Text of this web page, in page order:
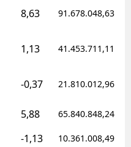
8,63 91.678.048,63
1,13 41.453.711,11
-0,37 21.810.012,96
5,88 65.840.848,24
-1,13 10.361.008,49